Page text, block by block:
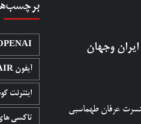
ایران وجهان
عرفان طهماسبی
آیفون AIR
اینترنت
تاکسی